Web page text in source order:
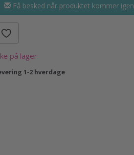
Få besked når produktet kommer igen
på lager
1-2 hverdage